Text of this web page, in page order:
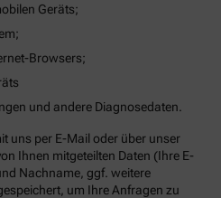
Geräts;
Browsers;
und andere Diagnosedaten.
uns per E-Mail oder über unser
Ihnen mitgeteilten Daten (Ihre E-
Nachname, ggf. weitere
um Ihre Anfragen zu